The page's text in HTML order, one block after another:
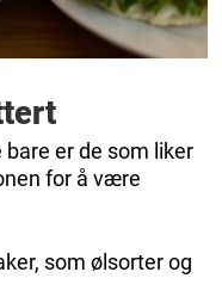
er de som liker
for å være
som ølsorter og